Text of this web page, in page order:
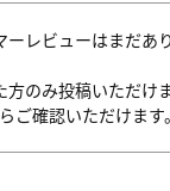
レビューはまだあ
のみ投稿いただけ
ご確認いただけます。